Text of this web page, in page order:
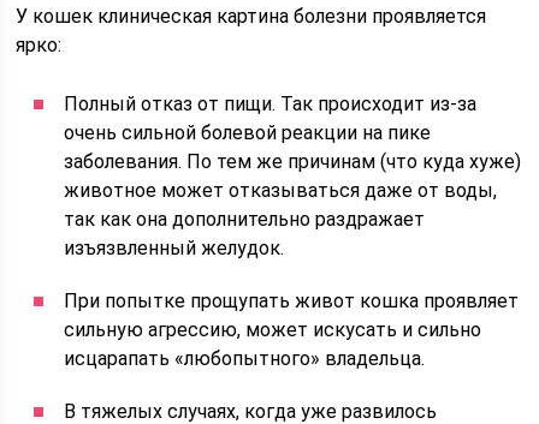
У кошек клиническая картина болезни проявляется
ярко:
Полный отказ от пищи. Так происходит из-за
очень сильной болевой реакции на пике
заболевания. По тем же причинам (что куда хуже)
животное может отказываться даже от воды,
так как она дополнительно раздражает
изъязвленный желудок.
При попытке прощупать живот кошка проявляет
сильную агрессию, может искусать и сильно
исцарапать «любопытного» владельца.
В тяжелых случаях, когда уже развилось